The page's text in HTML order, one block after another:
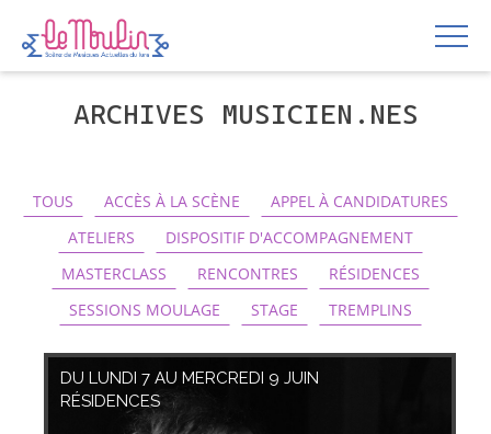
ARCHIVES MUSICIEN.NES
TOUS ACCÈS À LA SCÈNE
APPEL À CANDIDATURES
ATELIERS
DISPOSITIF D'ACCOMPAGNEMENT
MASTERCLASS
RENCONTRES
RÉSIDENCES
SESSIONS MOULAGE
STAGE TREMPLINS
DU LUNDI 7 AU MERCREDI 9 JUIN
RÉSIDENCES